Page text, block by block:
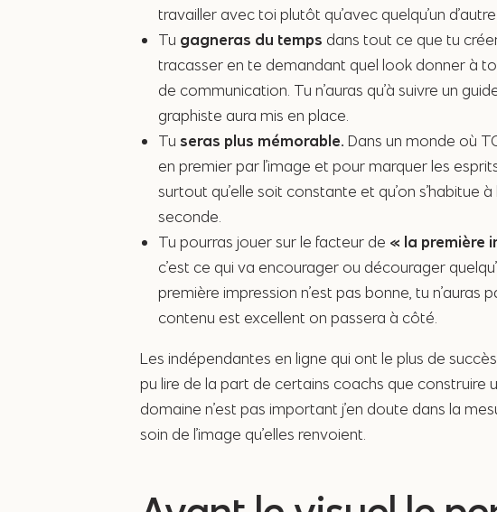
travailler avec toi plutôt qu’avec quelqu’un d’autre.
Tu gagneras du temps dans tout ce que tu
tracasser en te demandant quel look donner à
de communication. Tu n’auras qu’à suivre un
graphiste aura mis en place.
Tu seras plus mémorable. Dans un monde où
en premier par l’image et pour marquer les
surtout qu’elle soit constante et qu’on s’habitue
seconde.
Tu pourras jouer sur le facteur de « la première
c’est ce qui va encourager ou décourager
première impression n’est pas bonne, tu
contenu est excellent on passera à côté.
Les indépendantes en ligne qui ont le plus de
pu lire de la part de certains coachs que construire
domaine n’est pas important j’en doute dans la
soin de l’image qu’elles renvoient.